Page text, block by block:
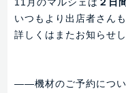
いつもより出店者さん
詳しくはまたお知らせ
——機材のご予約につ